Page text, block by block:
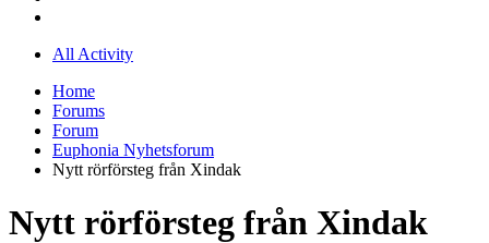
All Activity
Home
Forums
Forum
Euphonia Nyhetsforum
Nytt rörförsteg från Xindak
Nytt rörförsteg från Xindak